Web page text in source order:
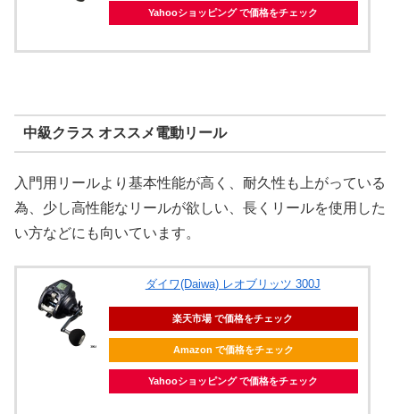
Yahooショッピング で価格をチェック
中級クラス オススメ電動リール
入門用リールより基本性能が高く、耐久性も上がっている
為、少し高性能なリールが欲しい、長くリールを使用した
い方などにも向いています。
ダイワ(Daiwa) レオブリッツ 300J
楽天市場 で価格をチェック
Amazon で価格をチェック
Yahooショッピング で価格をチェック